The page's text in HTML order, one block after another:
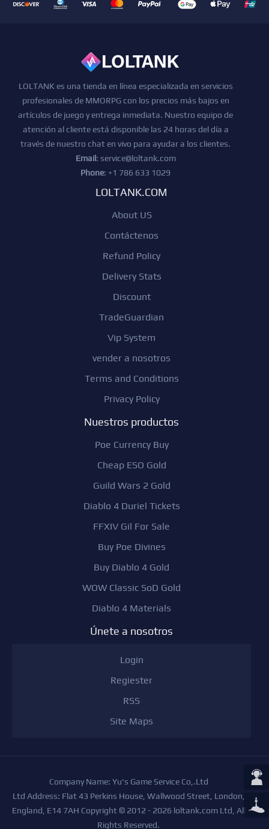
LOLTANK es una tienda en línea especializada en servicios
profesionales de MMORPG con los precios más bajos en
artículos de juego y entrega inmediata. Nuestro equipo de
atención al cliente está disponible las 24 horas del día a
través de nuestro chat en vivo para ayudar a los clientes.
Email: service@loltank.com
Phone: +1 786 633 1029
LOLTANK.COM
About US
Contáctenos
Refund Policy
Delivery Stats
Discount
TradeGuardian
Vip System
vender a nosotros
Terms and Conditions
Privacy Policy
Nuestros productos
Poe Currency Buy
Cheap ESO Gold
Guild Wars 2 Gold
Diablo 4 Duriel Tickets
FFXIV Gil For Sale
Buy Poe Divines
Buy Diablo 4 Gold
WOW Classic SoD Gold
Diablo 4 Materials
Únete a nosotros
Login
Regiester
RSS
Site Maps
Company Name: Yu's Game Service Co,.Ltd
Ltd Address: Flat 43 Perkins House, Wallwood Street, London,
England, E14 7AH Copyright © 2012 - 2026 loltank.com Ltd, All
Rights Reserved.